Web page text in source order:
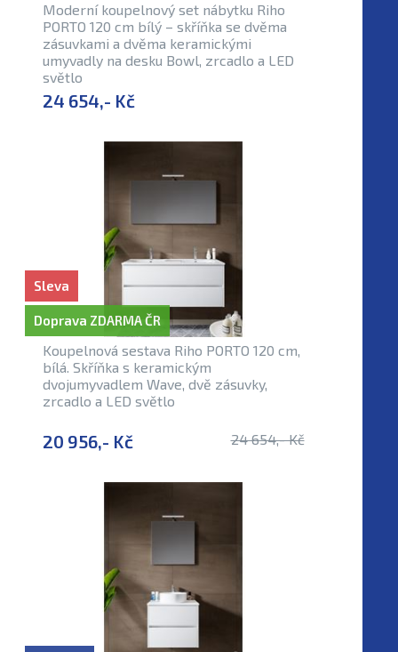
Moderní koupelnový set nábytku Riho
PORTO 120 cm bílý – skříňka se dvěma
zásuvkami a dvěma keramickými
umyvadly na desku Bowl, zrcadlo a LED
světlo
24 654,- Kč
Koupelnová sestava Riho PORTO 120 cm,
bílá. Skříňka s keramickým
dvojumyvadlem Wave, dvě zásuvky,
zrcadlo a LED světlo
20 956,- Kč 24 654,- Kč
Sleva
Doprava ZDARMA ČR